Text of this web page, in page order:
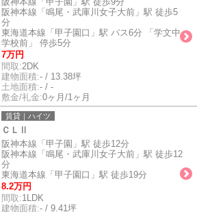
阪神本線「鳴尾・武庫川女子大前」駅 徒歩5
分
東海道本線「甲子園口」駅 バス6分 「学文中
学校前」 停歩5分
7万円
間取:2DK
建物面積:- / 13.38坪
土地面積:- / -
敷金/礼金:0ヶ月/1ヶ月
賃貸｜ハイツ
ＣＬⅡ
阪神本線「甲子園」駅 徒歩12分
阪神本線「鳴尾・武庫川女子大前」駅 徒歩12
分
東海道本線「甲子園口」駅 徒歩19分
8.2万円
間取:1LDK
建物面積:- / 9.41坪